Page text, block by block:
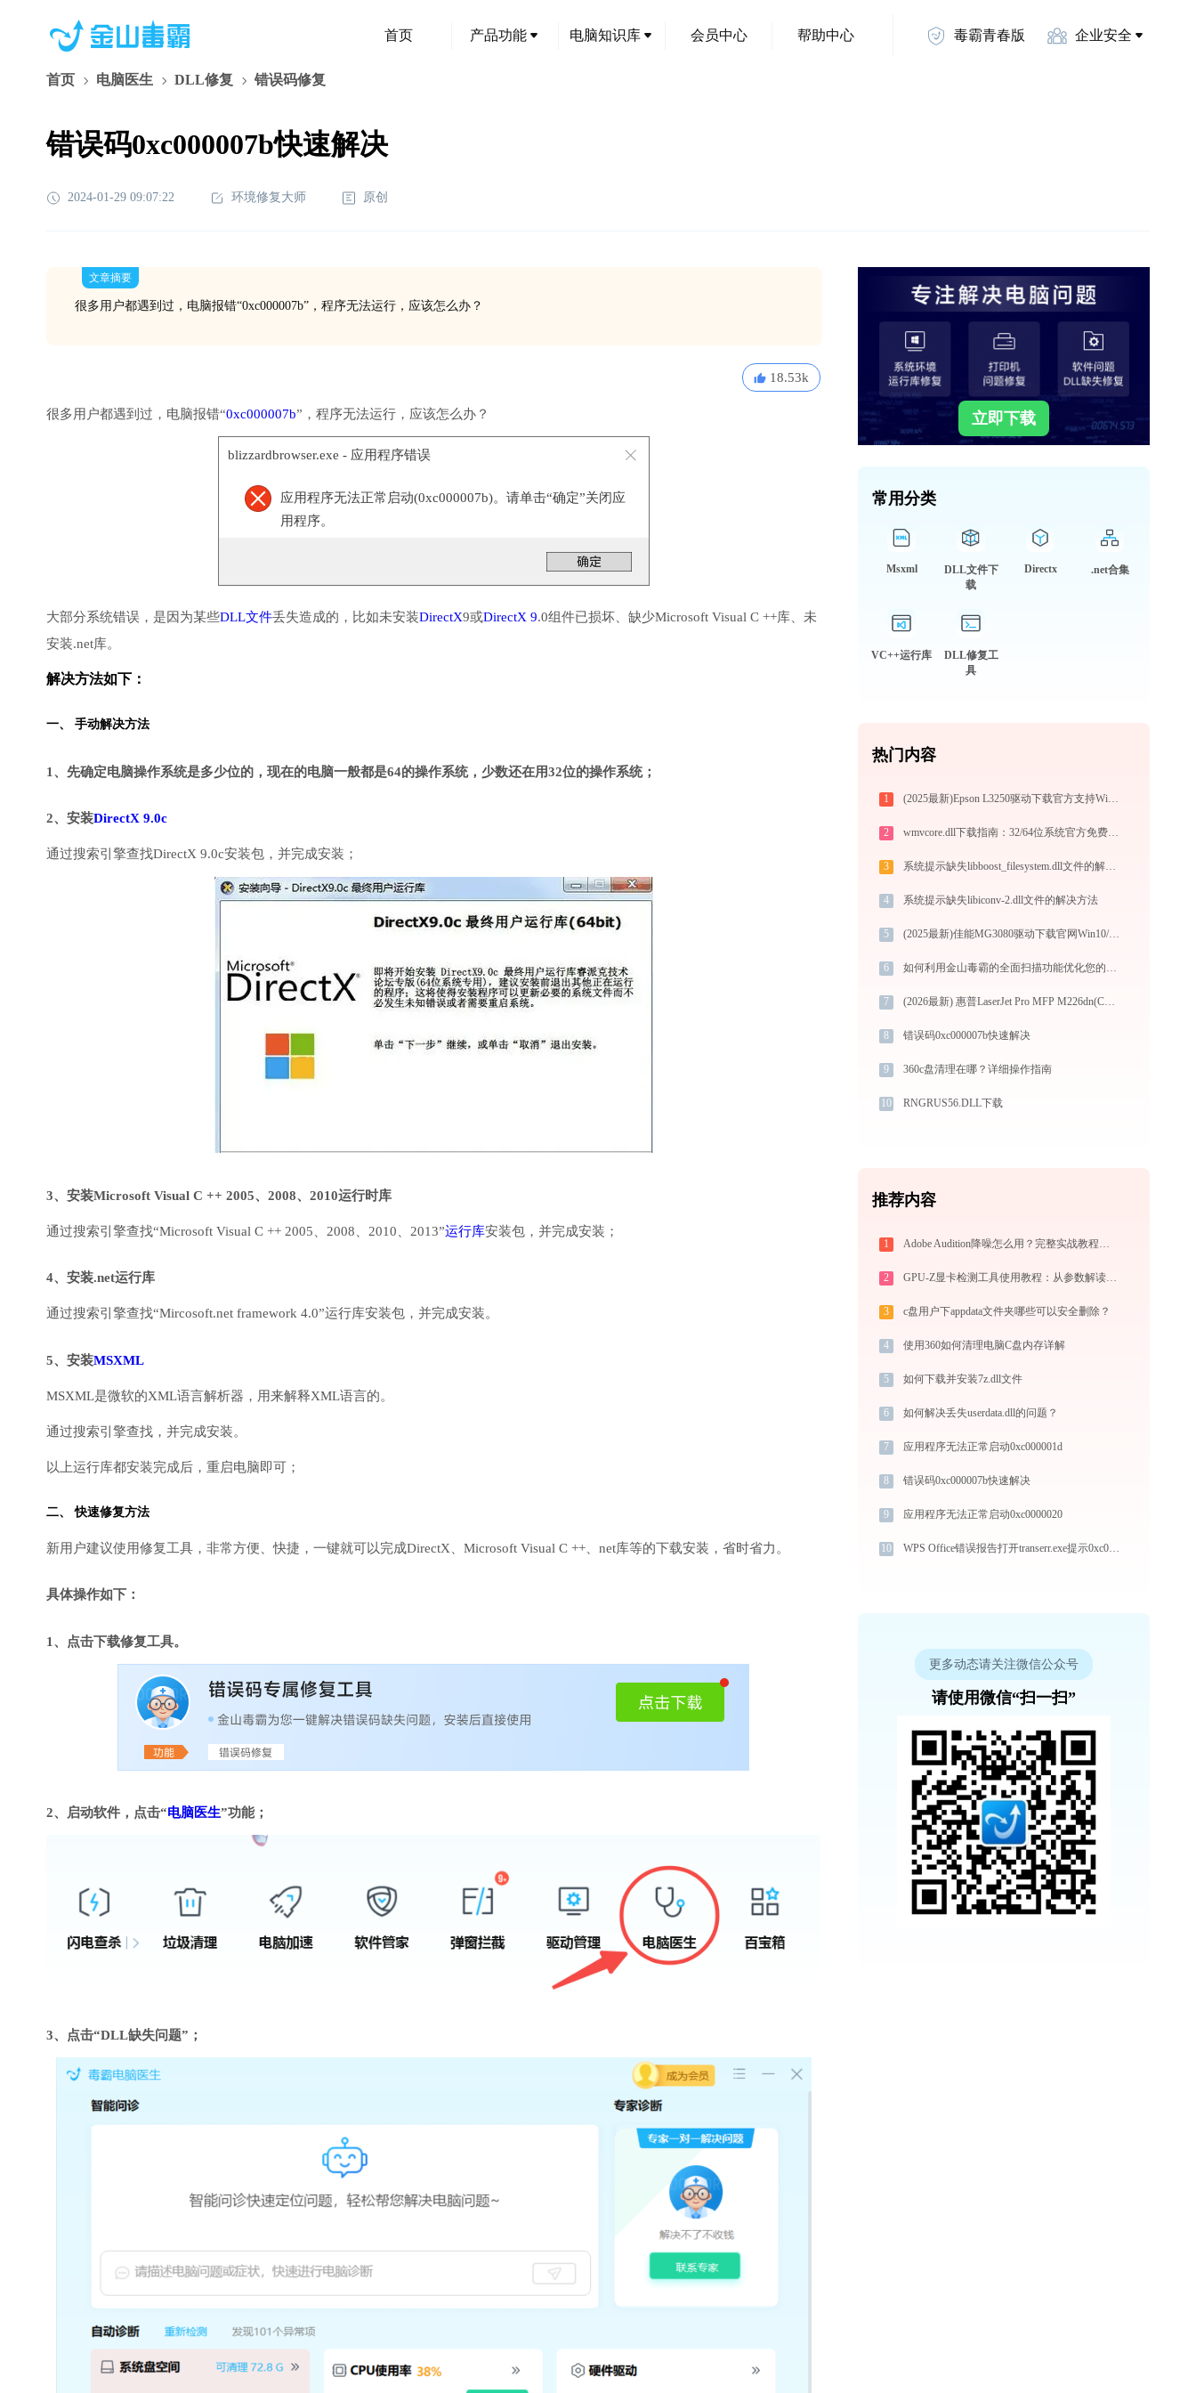
首页 产品功能 电脑知识库 会员中心 帮助中心 毒霸青春版 企业安全
首页 电脑医生 DLL修复 错误码修复
错误码0xc000007b快速解决
2024-01-29 09:07:22 环境修复大师 原创
文章摘要
很多用户都遇到过，电脑报错“0xc000007b”，程序无法运行，应该怎么办？
18.53k
很多用户都遇到过，电脑报错“0xc000007b”，程序无法运行，应该怎么办？
blizzardbrowser.exe - 应用程序错误
应用程序无法正常启动(0xc000007b)。请单击“确定”关闭应
用程序。
大部分系统错误，是因为某些DLL文件丢失造成的，比如未安装DirectX9或DirectX 9.0组件已损坏、缺少Microsoft Visual C ++库、未
安装.net库。
解决方法如下：
一、 手动解决方法
1、先确定电脑操作系统是多少位的，现在的电脑一般都是64的操作系统，少数还在用32位的操作系统；
2、安装DirectX 9.0c
通过搜索引擎查找DirectX 9.0c安装包，并完成安装；
3、安装Microsoft Visual C ++ 2005、2008、2010运行时库
通过搜索引擎查找“Microsoft Visual C ++ 2005、2008、2010、2013”运行库安装包，并完成安装；
4、安装.net运行库
通过搜索引擎查找“Mircosoft.net framework 4.0”运行库安装包，并完成安装。
5、安装MSXML
MSXML是微软的XML语言解析器，用来解释XML语言的。
通过搜索引擎查找，并完成安装。
以上运行库都安装完成后，重启电脑即可；
二、 快速修复方法
新用户建议使用修复工具，非常方便、快捷，一键就可以完成DirectX、Microsoft Visual C ++、net库等的下载安装，省时省力。
具体操作如下：
1、点击下载修复工具。
2、启动软件，点击“电脑医生”功能；
3、点击“DLL缺失问题”；
立即下载
常用分类
Msxml
DLL文件下
载
Directx .net合集
VC++运行库
DLL修复工
具
热门内容
1 (2025最新)Epson L3250驱动下载官方支持Win10/Win11
2 wmvcore.dll下载指南：32/64位系统官方免费下载与修复教程
3 系统提示缺失libboost_filesystem.dll文件的解决方法
4 系统提示缺失libiconv-2.dll文件的解决方法
5 (2025最新)佳能MG3080驱动下载官网Win10/Win11安装教程
6 如何利用金山毒霸的全面扫描功能优化您的电脑性能
7 (2026最新) 惠普LaserJet Pro MFP M226dn(C6N22A)快速连接指南 - 金山毒霸
8 错误码0xc000007b快速解决
9 360c盘清理在哪？详细操作指南
10 RNGRUS56.DLL下载
推荐内容
1 Adobe Audition降噪怎么用？完整实战教程（从入门到异常排查）
2 GPU-Z显卡检测工具使用教程：从参数解读到BIOS备份，一站式掌握显卡信息
3 c盘用户下appdata文件夹哪些可以安全删除？
4 使用360如何清理电脑C盘内存详解
5 如何下载并安装7z.dll文件
6 如何解决丢失userdata.dll的问题？
7 应用程序无法正常启动0xc000001d
8 错误码0xc000007b快速解决
9 应用程序无法正常启动0xc0000020
10 WPS Office错误报告打开transerr.exe提示0xc000000d错误码怎么办
更多动态请关注微信公众号
请使用微信“扫一扫”